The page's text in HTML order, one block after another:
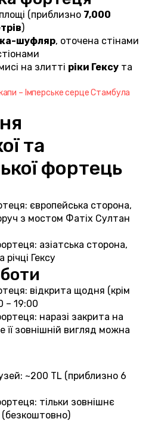
(приблизно 7,000
)
шуфляр, оточена стінами
на злитті ріки Гексу та
– Імперське серце Стамбула
та
фортець
європейська сторона,
з мостом Фатіх Султан
азіатська сторона,
Гексу
відкрита щодня (крім
– 19:00
наразі закрита на
її зовнішній вигляд можна
~200 TL (приблизно 6
тільки зовнішнє